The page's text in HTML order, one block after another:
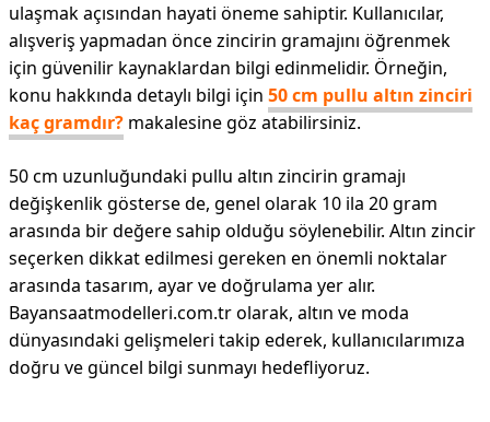
ulaşmak açısından hayati öneme sahiptir. Kullanıcılar,
alışveriş yapmadan önce zincirin gramajını öğrenmek
için güvenilir kaynaklardan bilgi edinmelidir. Örneğin,
konu hakkında detaylı bilgi için 50 cm pullu altın zinciri
kaç gramdır? makalesine göz atabilirsiniz.
50 cm uzunluğundaki pullu altın zincirin gramajı
değişkenlik gösterse de, genel olarak 10 ila 20 gram
arasında bir değere sahip olduğu söylenebilir. Altın zincir
seçerken dikkat edilmesi gereken en önemli noktalar
arasında tasarım, ayar ve doğrulama yer alır.
Bayansaatmodelleri.com.tr olarak, altın ve moda
dünyasındaki gelişmeleri takip ederek, kullanıcılarımıza
doğru ve güncel bilgi sunmayı hedefliyoruz.